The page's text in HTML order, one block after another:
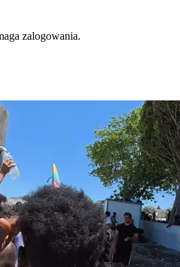
zalogowania.